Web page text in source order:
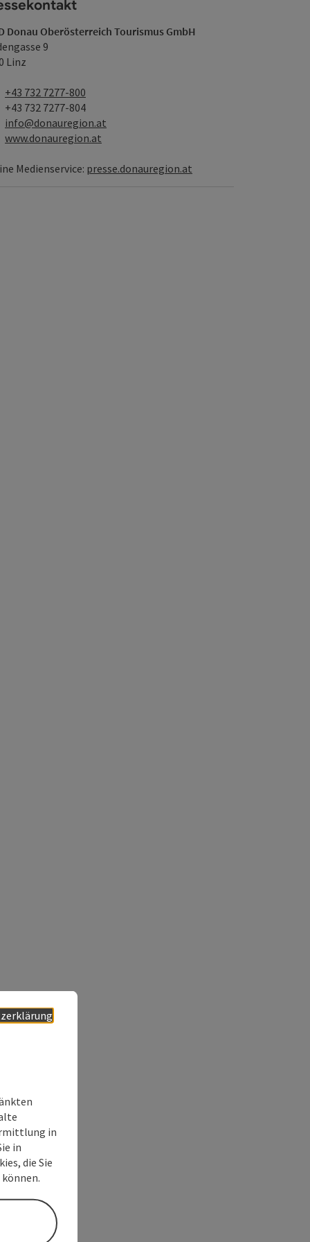
Donau Oberösterreich Tourismus GmbH
9
Linz
Telefon
+43 732 7277-800
Fax
+43 732 7277-804
E-Mail
info@donauregion.at
Web
www.donauregion.at
Medienservice: presse.donauregion.at
in
in
die Sie